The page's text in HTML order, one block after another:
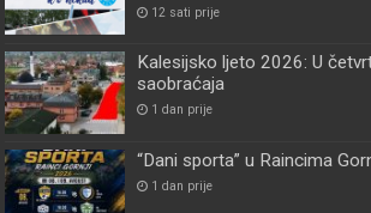
12 sati prije
Kalesijsko ljeto 2026: U
saobraćaja
1 dan prije
“Dani sporta” u Raincima
1 dan prije